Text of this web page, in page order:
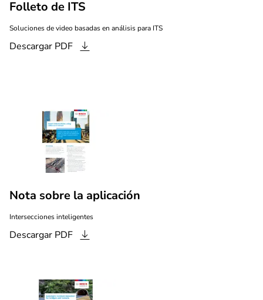
Folleto de ITS
Soluciones de video basadas en análisis para ITS
Descargar PDF
Nota sobre la aplicación
Intersecciones inteligentes
Descargar PDF